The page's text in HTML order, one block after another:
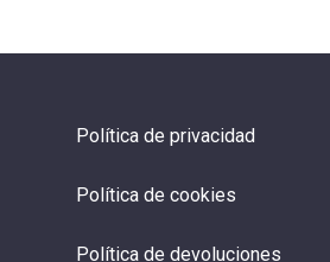
Política de privacidad
Política de cookies
Política de devoluciones